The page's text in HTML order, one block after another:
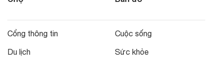
Cổng thông tin
Du lịch
Cuộc sống
Sức khỏe